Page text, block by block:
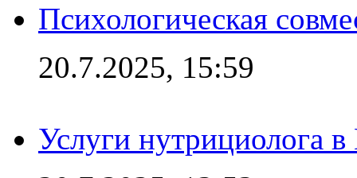
Психологическая
20.7.2025, 15:59
Услуги нутрициолога